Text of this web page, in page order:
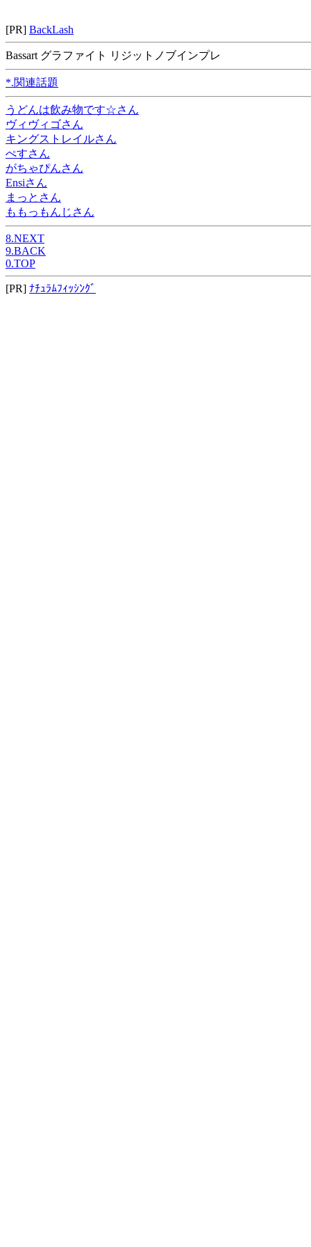
[PR] BackLash
Bassart グラファイト リジットノブインプレ
*.関連話題
うどんは飲み物です☆さん
ヴィヴィゴさん
キングストレイルさん
ぺすさん
がちゃぴんさん
Ensiさん
まっとさん
ももっもんじさん
8.NEXT
9.BACK
0.TOP
[PR] ﾅﾁｭﾗﾑﾌｨｯｼﾝｸﾞ